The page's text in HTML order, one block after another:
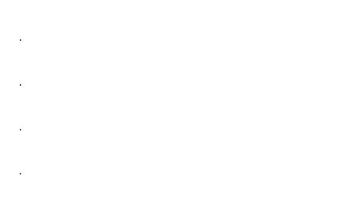
.
.
.
.